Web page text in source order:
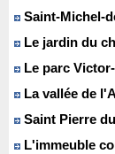
Saint-Michel-
Le jardin du
Le parc
La vallée de
Saint Pierre
L'immeuble